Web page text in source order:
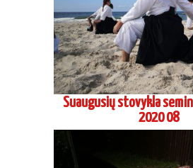
Suaugusių stovykla
2020 08